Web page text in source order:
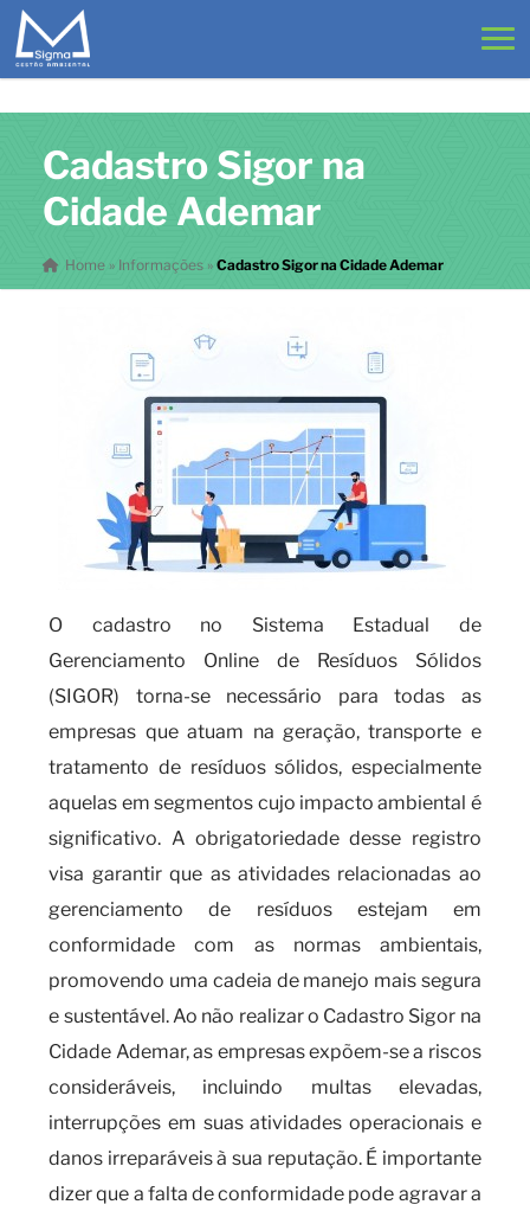
Cadastro Sigor na
Cidade Ademar
Home» Informações » Cadastro Sigor na Cidade Ademar
O cadastro no Sistema Estadual de
Gerenciamento Online de Resíduos Sólidos
(SIGOR) torna-se necessário para todas as
empresas que atuam na geração, transporte e
tratamento de resíduos sólidos, especialmente
aquelas em segmentos cujo impacto ambiental é
significativo. A obrigatoriedade desse registro
visa garantir que as atividades relacionadas ao
gerenciamento de resíduos estejam em
conformidade com as normas ambientais,
promovendo uma cadeia de manejo mais segura
e sustentável. Ao não realizar o Cadastro Sigor na
Cidade Ademar, as empresas expõem-se a riscos
consideráveis, incluindo multas elevadas,
interrupções em suas atividades operacionais e
danos irreparáveis à sua reputação. É importante
dizer que a falta de conformidade pode agravar a